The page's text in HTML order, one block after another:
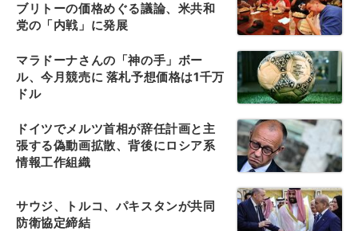
ブリトーの価格めぐる議論、米共和
党の「内戦」に発展
マラドーナさんの「神の手」ボー
ル、今月競売に 落札予想価格は1千万
ドル
ドイツでメルツ首相が辞任計画と主
張する偽動画拡散、背後にロシア系
情報工作組織
サウジ、トルコ、パキスタンが共同
防衛協定締結